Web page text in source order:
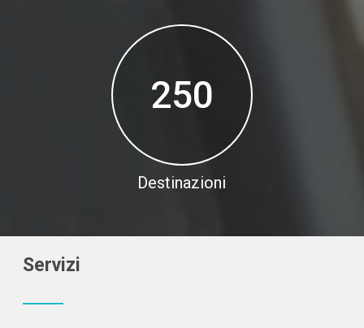
250
Destinazioni
Servizi